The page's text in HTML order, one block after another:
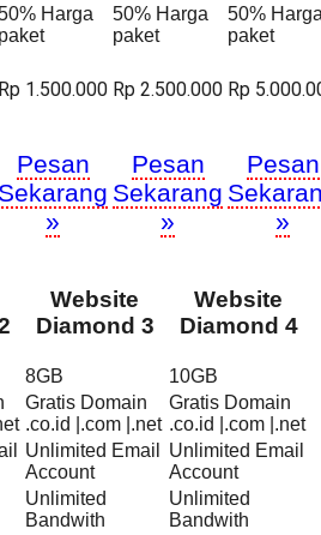
Harga
paket
50% Harga
paket
50%
paket
Rp 1.500.000 Rp 2.500.000 Rp
Pesan
Sekarang
»
Pesan
Sekarang
»
Pesan
»
Website
Diamond 3
Website
Diamond 4
8GB
10GB
Gratis Domain
.co.id |.com |.net
Gratis Domain
.co.id |.com |.net
Unlimited Email
Account
Unlimited Email
Account
Unlimited
Bandwith
Unlimited
Bandwith